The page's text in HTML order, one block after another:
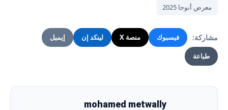
معرض أنوجا 2025
مشاركة: فيسبوك منصة X لينكد إن إيميل
طباعة
mohamed metwally